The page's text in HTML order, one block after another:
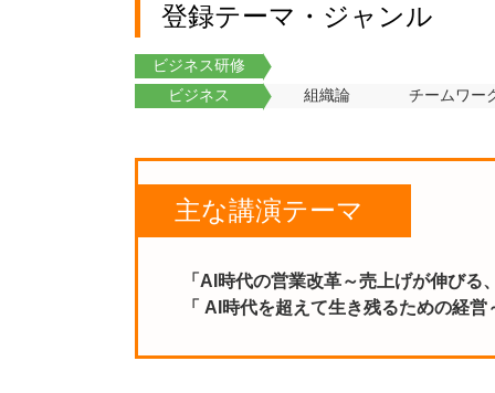
登録テーマ・ジャンル
ビジネス研修
ビジネス
組織論 チームワー
主な講演テーマ
「AI時代の営業改革～売上げが伸び
「 AI時代を超えて生き残るための経